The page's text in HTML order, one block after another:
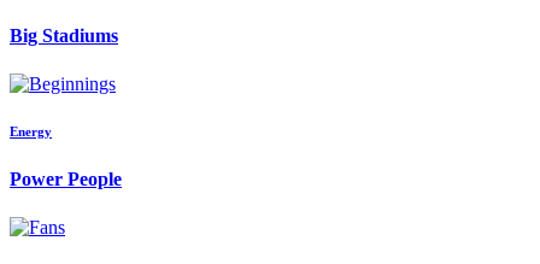
Big Stadiums
Energy
Power People